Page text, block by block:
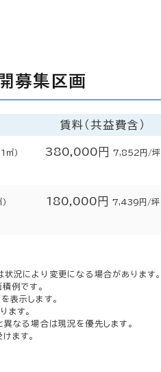
募集区画
賃料（共益費含）
㎡） 380,000円 7,852円/坪
180,000円 7,439円/坪
況により変更になる場合があります。
例です。
表示します。
ます。
なる場合は現況を優先します。
ます。